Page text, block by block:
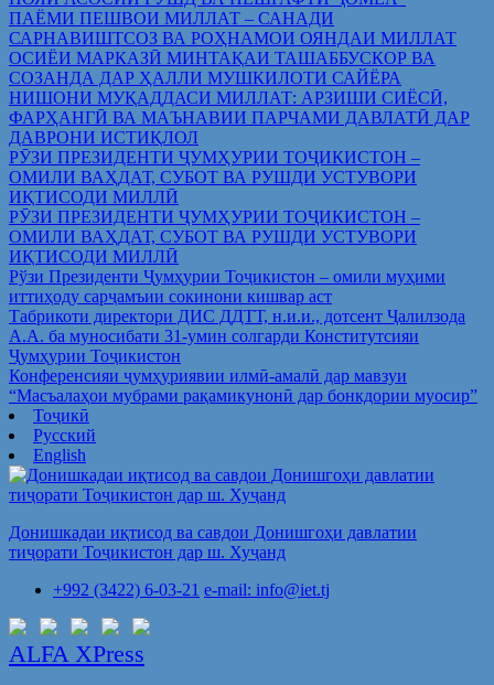
ПАЁМИ ПЕШВОИ МИЛЛАТ – САНАДИ
САРНАВИШТСОЗ ВА РОҲНАМОИ ОЯНДАИ МИЛЛАТ
ОСИЁИ МАРКАЗӢ МИНТАҚАИ ТАШАББУСКОР ВА
СОЗАНДА ДАР ҲАЛЛИ МУШКИЛОТИ САЙЁРА
НИШОНИ МУҚАДДАСИ МИЛЛАТ: АРЗИШИ СИЁСӢ,
ФАРҲАНГӢ ВА МАЪНАВИИ ПАРЧАМИ ДАВЛАТӢ ДАР
ДАВРОНИ ИСТИҚЛОЛ
РӮЗИ ПРЕЗИДЕНТИ ҶУМҲУРИИ ТОҶИКИСТОН –
ОМИЛИ ВАҲДАТ, СУБОТ ВА РУШДИ УСТУВОРИ
ИҚТИСОДИ МИЛЛӢ
РӮЗИ ПРЕЗИДЕНТИ ҶУМҲУРИИ ТОҶИКИСТОН –
ОМИЛИ ВАҲДАТ, СУБОТ ВА РУШДИ УСТУВОРИ
ИҚТИСОДИ МИЛЛӢ
Рўзи Президенти Ҷумҳурии Тоҷикистон – омили муҳими
иттиҳоду сарҷамъии сокинони кишвар аст
Табрикоти директори ДИС ДДТТ, н.и.и., дотсент Ҷалилзода
А.А. ба муносибати 31-умин солгарди Конститутсияи
Ҷумҳурии Тоҷикистон
Конференсияи ҷумҳуриявии илмӣ-амалӣ дар мавзуи
“Масъалаҳои мубрами рақамикунонӣ дар бонкдории муосир”
Тоҷикӣ
Русский
English
Донишкадаи иқтисод ва савдои Донишгоҳи давлатии
тиҷорати Тоҷикистон дар ш. Хуҷанд
+992 (3422) 6-03-21 e-mail: info@iet.tj
ALFA XPress